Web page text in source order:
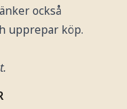
också
upprepar köp.